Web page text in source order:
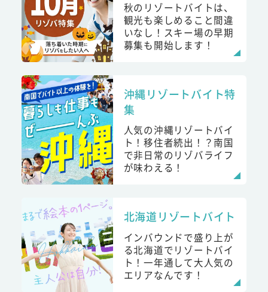
秋のリゾートバイトは、
観光も楽しめること間違
いなし！スキー場の早期
募集も開始します！
沖縄リゾートバイト特
集
人気の沖縄リゾートバイ
ト！移住者続出！？南国
で非日常のリゾバライフ
が味わえる！
北海道リゾートバイト
インバウンドで盛り上が
る北海道でリゾートバイ
ト！一年通して大人気の
エリアなんです！